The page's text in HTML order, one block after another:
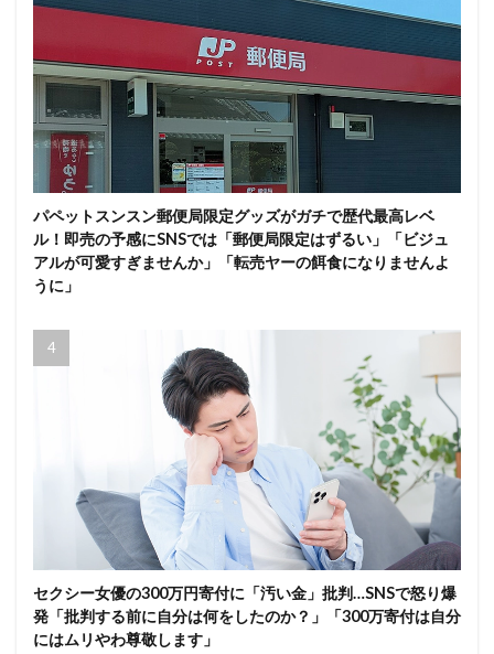
パペットスンスン郵便局限定グッズがガチで歴代最高レベ
ル！即売の予感にSNSでは「郵便局限定はずるい」「ビジュ
アルが可愛すぎませんか」「転売ヤーの餌食になりませんよ
うに」
セクシー女優の300万円寄付に「汚い金」批判…SNSで怒り爆
発「批判する前に自分は何をしたのか？」「300万寄付は自分
にはムリやわ尊敬します」